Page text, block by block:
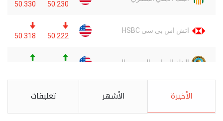
الأخيرة الأشهر تعليقات